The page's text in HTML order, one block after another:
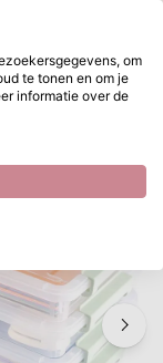
Vaessen Creative • Opbergbox Stapelbaar
Stapelbaar
om
te tonen en om je
informatie over de